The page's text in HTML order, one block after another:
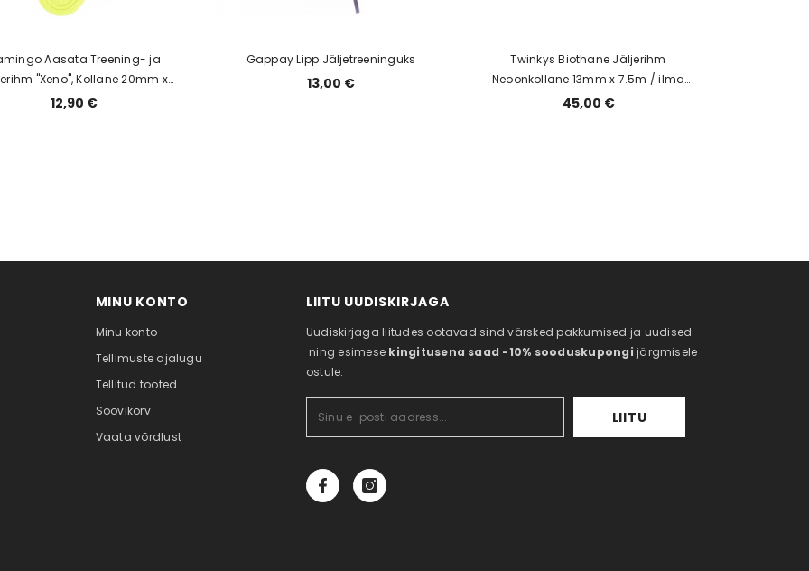
Aasata Treening- ja
"Xeno", Kollane 20mm x
500cm
12,90 €
Gappay Lipp Jäljetreeninguks
13,00 €
Twinkys Biothane Jäljerihm
Neoonkollane 13mm x 7.5m / ilma
aasata
45,00 €
MINU KONTO
Minu konto
Tellimuste ajalugu
Tellitud tooted
Soovikorv
Vaata võrdlust
LIITU UUDISKIRJAGA
Uudiskirjaga liitudes ootavad sind värsked pakkumised ja uudised –
ning esimese kingitusena saad -10% sooduskupongi järgmisele
ostule.
LIITU